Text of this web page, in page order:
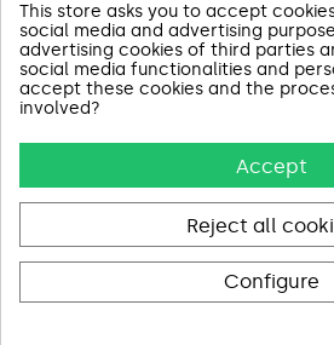
PRODUCTOS
SOBRE NOSOTROS
INFORMACIÓN Y AYUDA
This store asks you to accept
social media and advertising
advertising cookies of third parties
social media functionalities and
accept these cookies and the
involved?
Accept
Reject all
Configure